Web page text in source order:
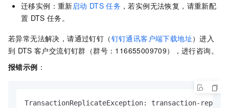
迁移实例：重新启动 DTS 任务 ，若实例无法恢复，请重新配
置 DTS 任务。
若异常无法解决，请通过钉钉（钉钉通讯客户端下载地址）进入
到 DTS 客户交流钉钉群（群号：116655009709），进行咨询。
报错示例 ：
TransactionReplicateException: transaction-